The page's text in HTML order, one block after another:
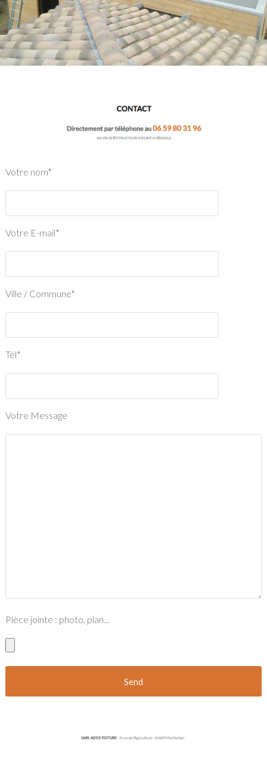
Votre nom*
Votre E-mail*
Ville / Commune*
Tél*
Votre Message
Pièce jointe : photo, plan...